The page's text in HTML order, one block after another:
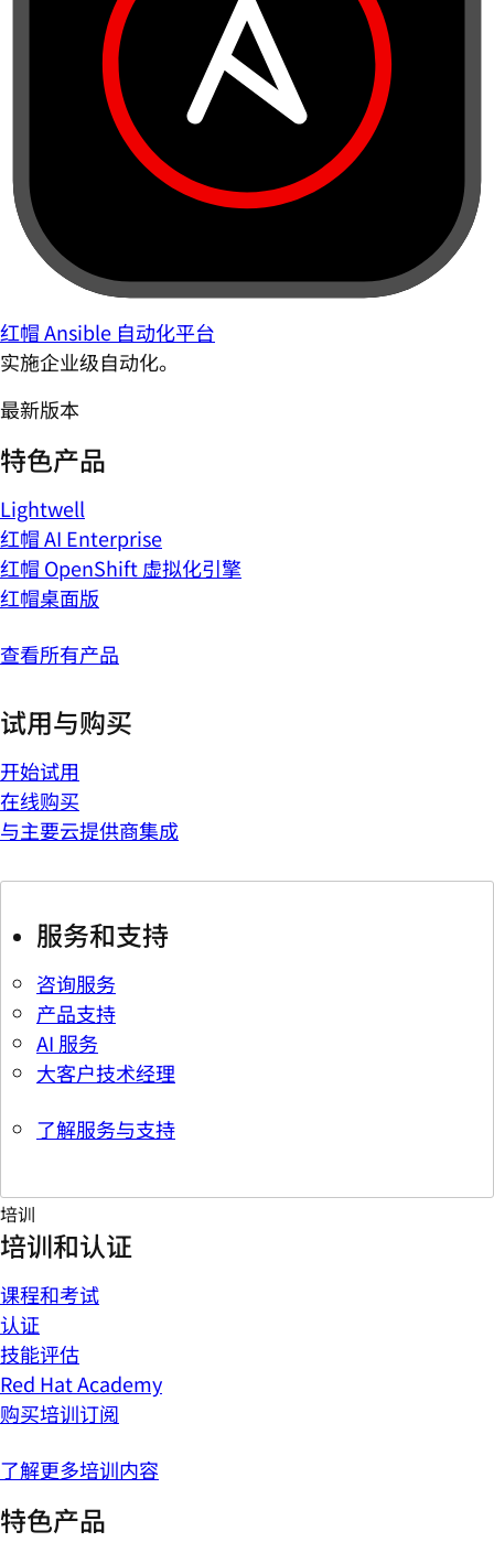
红帽 Ansible 自动化平台
实施企业级自动化。
最新版本
特色产品
Lightwell
红帽 AI Enterprise
红帽 OpenShift 虚拟化引擎
红帽桌面版
查看所有产品
试用与购买
开始试用
在线购买
与主要云提供商集成
服务和支持
咨询服务
产品支持
AI 服务
大客户技术经理
了解服务与支持
培训
培训和认证
课程和考试
认证
技能评估
Red Hat Academy
购买培训订阅
了解更多培训内容
特色产品